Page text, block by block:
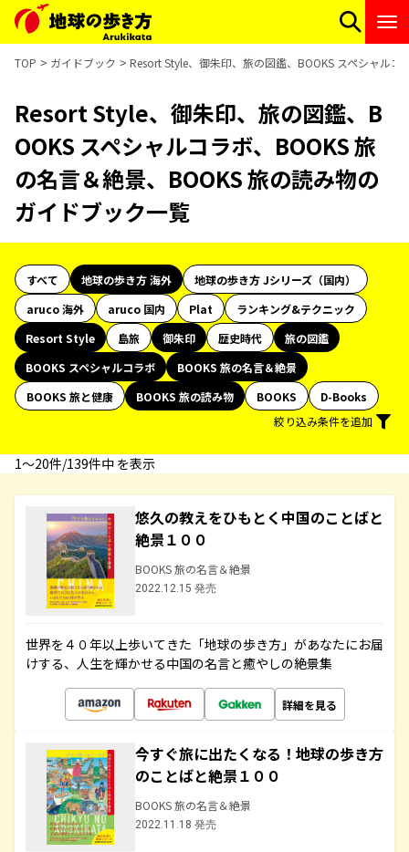
TOP ガイドブック Resort Style、御朱印、旅の図鑑、BOOKS スペシャル
Resort Style、御朱印、旅の図鑑、B
OOKS スペシャルコラボ、BOOKS 旅
の名言＆絶景、BOOKS 旅の読み物の
ガイドブック一覧
すべて 地球の歩き方 海外
地球の歩き方 Jシリーズ（国内）
aruco 海外
aruco 国内 Plat
ランキング&テクニック
Resort Style
島旅 御朱印 歴史時代
旅の図鑑
BOOKS スペシャルコラボ
BOOKS 旅の名言＆絶景
BOOKS 旅と健康
BOOKS 旅の読み物 BOOKS
D-Books
絞り込み条件を追加
1〜20件/139件中 を表示
悠久の教えをひもとく中国のことばと
絶景１００
BOOKS 旅の名言＆絶景
2022.12.15 発売
世界を４０年以上歩いてきた「地球の歩き方」があなたにお届
けする、人生を輝かせる中国の名言と癒やしの絶景集
詳細を見る
今すぐ旅に出たくなる！地球の歩き方
のことばと絶景１００
BOOKS 旅の名言＆絶景
2022.11.18 発売